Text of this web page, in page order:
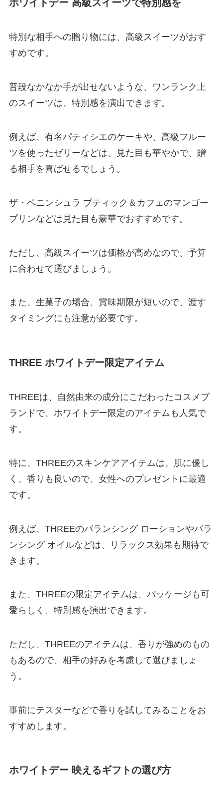
ホワイトデー 高級スイーツで特別感を
特別な相手への贈り物には、高級スイーツがおす
すめです。
普段なかなか手が出せないような、ワンランク上
のスイーツは、特別感を演出できます。
例えば、有名パティシエのケーキや、高級フルー
ツを使ったゼリーなどは、見た目も華やかで、贈
る相手を喜ばせるでしょう。
ザ・ペニンシュラ ブティック＆カフェのマンゴー
プリンなどは見た目も豪華でおすすめです。
ただし、高級スイーツは価格が高めなので、予算
に合わせて選びましょう。
また、生菓子の場合、賞味期限が短いので、渡す
タイミングにも注意が必要です。
THREE ホワイトデー限定アイテム
THREEは、自然由来の成分にこだわったコスメブ
ランドで、ホワイトデー限定のアイテムも人気で
す。
特に、THREEのスキンケアアイテムは、肌に優し
く、香りも良いので、女性へのプレゼントに最適
です。
例えば、THREEのバランシング ローションやバラ
ンシング オイルなどは、リラックス効果も期待で
きます。
また、THREEの限定アイテムは、パッケージも可
愛らしく、特別感を演出できます。
ただし、THREEのアイテムは、香りが強めのもの
もあるので、相手の好みを考慮して選びましょ
う。
事前にテスターなどで香りを試してみることをお
すすめします。
ホワイトデー 映えるギフトの選び方